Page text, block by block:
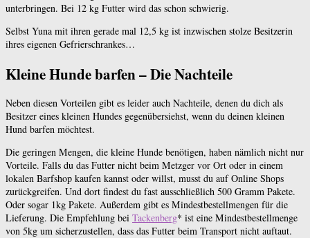
unterbringen. Bei 12 kg Futter wird das schon schwierig.
Selbst Yuna mit ihren gerade mal 12,5 kg ist inzwischen stolze Besitzerin
ihres eigenen Gefrierschrankes…
Kleine Hunde barfen – Die Nachteile
Neben diesen Vorteilen gibt es leider auch Nachteile, denen du dich als
Besitzer eines kleinen Hundes gegenübersiehst, wenn du deinen kleinen
Hund barfen möchtest.
Die geringen Mengen, die kleine Hunde benötigen, haben nämlich nicht nur
Vorteile. Falls du das Futter nicht beim Metzger vor Ort oder in einem
lokalen Barfshop kaufen kannst oder willst, musst du auf Online Shops
zurückgreifen. Und dort findest du fast ausschließlich 500 Gramm Pakete.
Oder sogar 1kg Pakete. Außerdem gibt es Mindestbestellmengen für die
Lieferung. Die Empfehlung bei Tackenberg* ist eine Mindestbestellmenge
von 5kg um sicherzustellen, dass das Futter beim Transport nicht auftaut.